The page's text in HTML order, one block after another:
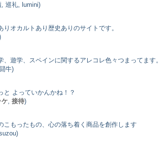
巡礼, lumini)
オカルトあり歴史ありのサイトです。
遊学、スペインに関するアレコレ色々つまってます。
闘牛)
と よっていかんかね！？
ケ 接待)
もったもの、心の落ち着く商品を創作します